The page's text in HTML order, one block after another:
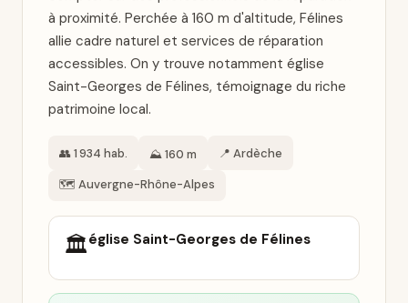
à proximité. Perchée à 160 m d'altitude, Félines
allie cadre naturel et services de réparation
accessibles. On y trouve notamment église
Saint-Georges de Félines, témoignage du riche
patrimoine local.
👥 1 934 hab. ⛰️ 160 m 📍 Ardèche
🗺️ Auvergne-Rhône-Alpes
🏛️église Saint-Georges de Félines